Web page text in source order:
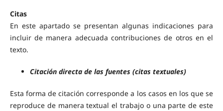
Citas
En este apartado se presentan algunas indicaciones para
incluir de manera adecuada contribuciones de otros en el
texto.
Citación directa de las fuentes (citas textuales)
Esta forma de citación corresponde a los casos en los que se
reproduce de manera textual el trabajo o una parte de este